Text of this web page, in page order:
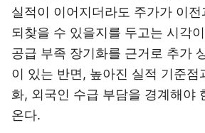
실적이 이어지더라도 주가가 이
되찾을 수 있을지를 두고는 시각
공급 부족 장기화를 근거로 추가
이 있는 반면, 높아진 실적 기준점
화, 외국인 수급 부담을 경계해야
온다.